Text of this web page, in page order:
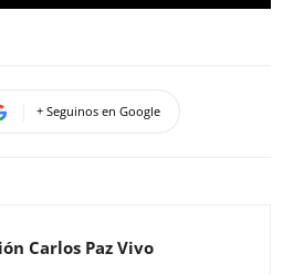
+ Seguinos en Google
Carlos Paz Vivo